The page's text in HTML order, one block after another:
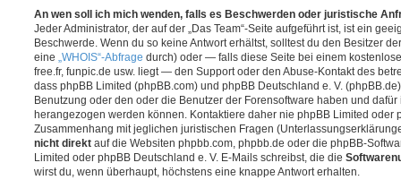
An wen soll ich mich wenden, falls es Beschwerden oder juristische
Jeder Administrator, der auf der „Das Team“-Seite aufgeführt ist, ist ein
Beschwerde. Wenn du so keine Antwort erhältst, solltest du den Besitzer
eine „WHOIS“-Abfrage durch) oder — falls diese Seite bei einem
free.fr, funpic.de usw. liegt — den Support oder den Abuse-Kontakt des
dass phpBB Limited (phpBB.com) und phpBB Deutschland e. V.
Benutzung oder den oder die Benutzer der Forensoftware haben und
herangezogen werden können. Kontaktiere daher nie phpBB Limited oder
Zusammenhang mit jeglichen juristischen Fragen
nicht direkt auf die Websiten phpbb.com, phpbb.de oder die phpBB-
Limited oder phpBB Deutschland e. V. E-Mails schreibst, die die
wirst du, wenn überhaupt, höchstens eine knappe Antwort erhalten.